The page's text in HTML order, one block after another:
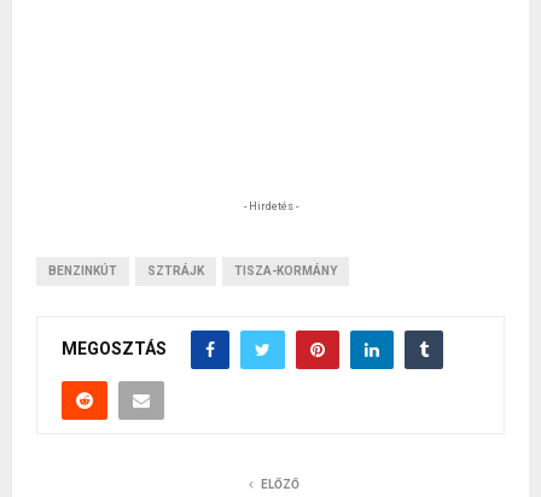
- Hirdetés -
BENZINKÚT SZTRÁJK TISZA-KORMÁNY
MEGOSZTÁS
ELŐZŐ